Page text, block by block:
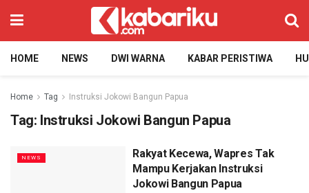
HOME NEWS DWI WARNA KABAR PERISTIWA
Home Tag Instruksi Jokowi Bangun Papua
Tag: Instruksi Jokowi Bangun Papua
NEWS
Rakyat Kecewa, Wapres Tak
Mampu Kerjakan Instruksi
Jokowi Bangun Papua